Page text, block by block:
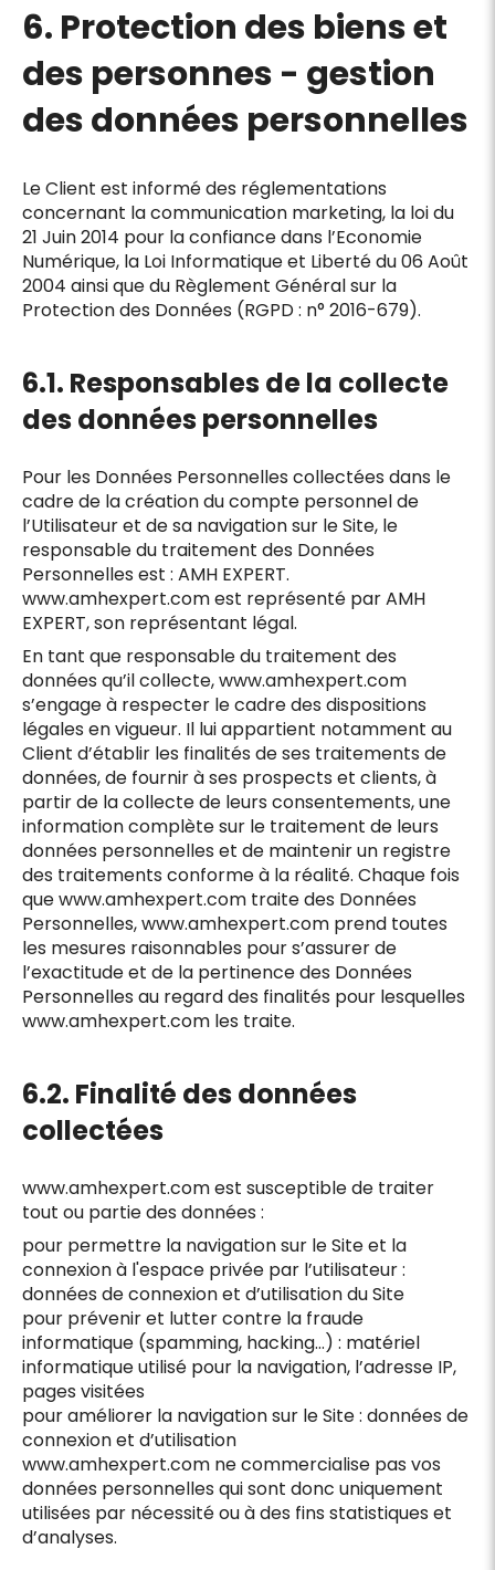
6. Protection des biens et
des personnes - gestion
des données personnelles
Le Client est informé des réglementations
concernant la communication marketing, la loi du
21 Juin 2014 pour la confiance dans l’Economie
Numérique, la Loi Informatique et Liberté du 06 Août
2004 ainsi que du Règlement Général sur la
Protection des Données (RGPD : n° 2016-679).
6.1. Responsables de la collecte
des données personnelles
Pour les Données Personnelles collectées dans le
cadre de la création du compte personnel de
l’Utilisateur et de sa navigation sur le Site, le
responsable du traitement des Données
Personnelles est : AMH EXPERT.
www.amhexpert.com est représenté par AMH
EXPERT, son représentant légal.
En tant que responsable du traitement des
données qu’il collecte, www.amhexpert.com
s’engage à respecter le cadre des dispositions
légales en vigueur. Il lui appartient notamment au
Client d’établir les finalités de ses traitements de
données, de fournir à ses prospects et clients, à
partir de la collecte de leurs consentements, une
information complète sur le traitement de leurs
données personnelles et de maintenir un registre
des traitements conforme à la réalité. Chaque fois
que www.amhexpert.com traite des Données
Personnelles, www.amhexpert.com prend toutes
les mesures raisonnables pour s’assurer de
l’exactitude et de la pertinence des Données
Personnelles au regard des finalités pour lesquelles
www.amhexpert.com les traite.
6.2. Finalité des données
collectées
www.amhexpert.com est susceptible de traiter
tout ou partie des données :
pour permettre la navigation sur le Site et la
connexion à l'espace privée par l’utilisateur :
données de connexion et d’utilisation du Site
pour prévenir et lutter contre la fraude
informatique (spamming, hacking…) : matériel
informatique utilisé pour la navigation, l’adresse IP,
pages visitées
pour améliorer la navigation sur le Site : données de
connexion et d’utilisation
www.amhexpert.com ne commercialise pas vos
données personnelles qui sont donc uniquement
utilisées par nécessité ou à des fins statistiques et
d’analyses.